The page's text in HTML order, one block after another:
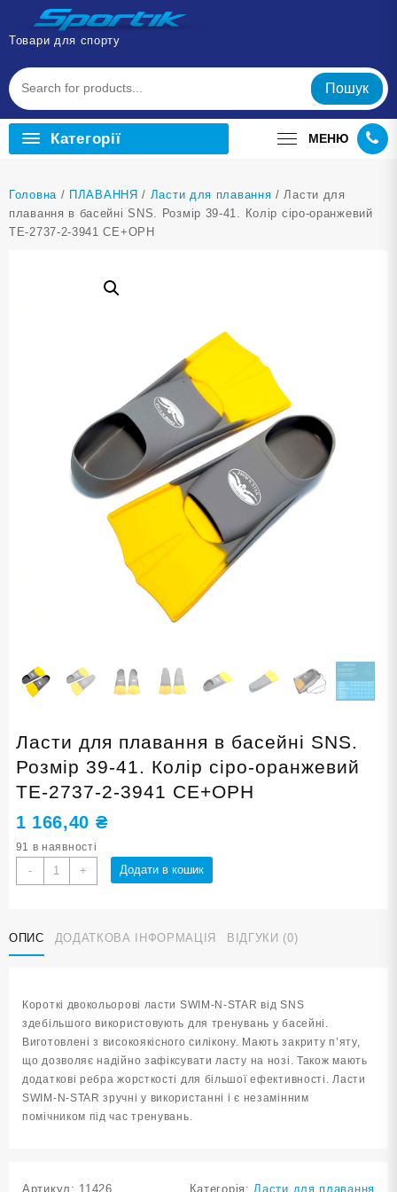
Перейти
вмісту
Товари для спорту
Пошук
Категорії МЕНЮ
Головна / ПЛАВАННЯ / Ласти для плавання / Ласти для
плавання в басейні SNS. Розмір 39-41. Колір сіро-оранжевий
TE-2737-2-3941 СЕ+ОРН
Ласти для плавання в басейні SNS.
Розмір 39-41. Колір сіро-оранжевий
TE-2737-2-3941 СЕ+ОРН
1 166,40 ₴
91 в наявності
-
Ласти
для
басейні
SNS.
кількість
+ Додати в кошик
ОПИС ДОДАТКОВА ІНФОРМАЦІЯ ВІДГУКИ (0)
Короткі двокольорові ласти SWIM-N-STAR від SNS
здебільшого використовують для тренувань у басейні.
Виготовлені з високоякісного силікону. Мають закриту п’яту,
що дозволяє надійно зафіксувати ласту на нозі. Також мають
додаткові ребра жорсткості для більшої ефективності. Ласти
SWIM-N-STAR зручні у використанні і є незамінним
помічником під час тренувань.
Артикул: 11426 Категорія:Ласти для плавання